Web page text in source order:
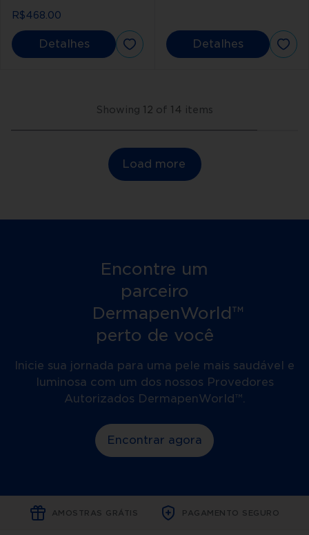
R$468.00
Detalhes Detalhes
Showing 12 of 14 items
Load more
Encontre um
parceiro
DermapenWorld™
perto de você
Inicie sua jornada para uma pele mais saudável e
luminosa com um dos nossos Provedores
Autorizados DermapenWorld™.
Encontrar agora
AMOSTRAS GRÁTIS PAGAMENTO SEGURO